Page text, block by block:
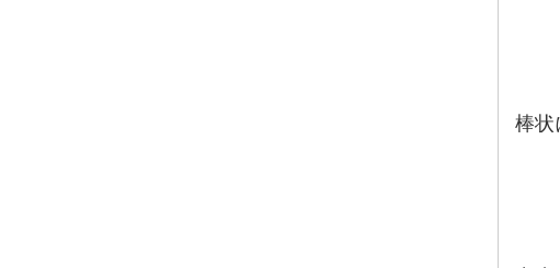
棒状